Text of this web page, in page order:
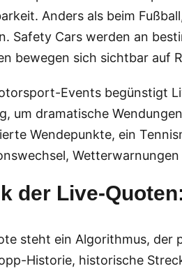
Anders als beim
Safety Cars werden an
bewegen sich sichtbar auf
Events begünstigt
um dramatische
Wendepunkte, ein
der Live-
steht ein Algorithmus, der
Historie, historische